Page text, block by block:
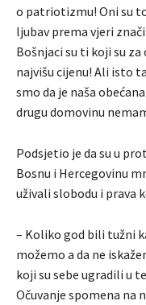
o patriotizmu! Oni su
ljubav prema vjeri
Bošnjaci su ti koji su
najvišu cijenu! Ali isto
smo da je naša
drugu domovinu
Podsjetio je da su u
Bosnu i Hercegovinu
uživali slobodu i prava
– Koliko god bili tužni
možemo a da ne
koji su sebe ugradili u
Očuvanje spomena na